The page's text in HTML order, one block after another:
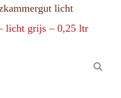
licht
licht grijs – 0,25 ltr